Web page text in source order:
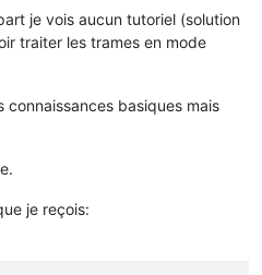
je vois aucun tutoriel (solution
traiter les trames en mode
basiques mais
je reçois: